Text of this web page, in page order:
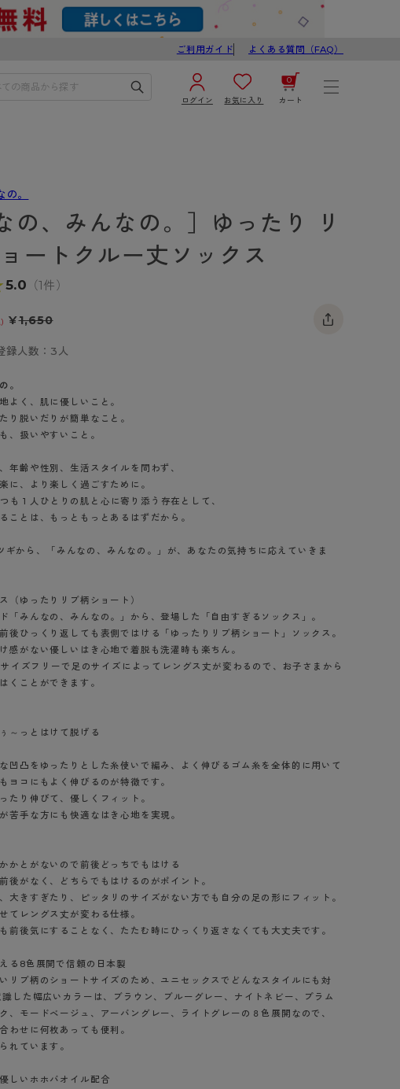
ご利用ガイド よくある質問（FAQ）
クティブ
ログイン お気に入り カート
0
い
ング選び
）
。
の、みんなの。］ゆったり リ
ートクルー丈ソックス
5.0 （1件）
¥1,650
録人数：3人
。
よく、肌に優しいこと。
り脱いだりが簡単なこと。
、扱いやすいこと。
年齢や性別、生活スタイルを問わず、
に、より楽しく過ごすために。
も 1 人ひとりの肌と心に寄り添う存在として、
ことは、もっともっとあるはずだから。
から、「みんなの、みんなの。」が、あなたの気持ちに応えていきま
（ゆったりリブ柄ショート）
「みんなの、みんなの。」から、登場した「自由すぎるソックス」。
後ひっくり返しても表側ではける「ゆったりリブ柄ショート」ソックス。
感がない優しいはき心地で着脱も洗濯時も楽ちん。
イズフリーで足のサイズによってレングス丈が変わるので、お子さまから
くことができます。
～っとはけて脱げる
凹凸をゆったりとした糸使いで編み、よく伸びるゴム糸を全体的に用いて
ヨコにもよく伸びるのが特徴です。
たり伸びて、優しくフィット。
苦手な方にも快適なはき心地を実現。
かとがないので前後どっちでもはける
後がなく、どちらでもはけるのがポイント。
大きすぎたり、ピッタリのサイズがない方でも自分の足の形にフィット。
てレングス丈が変わる仕様。
前後気にすることなく、たたむ時にひっくり返さなくても大丈夫です。
る8色展開で信頼の日本製
リブ柄のショートサイズのため、ユニセックスでどんなスタイルにも対
した幅広いカラーは、ブラウン、ブルーグレー、ナイトネビー、プラム
、モードベージュ、アーバングレー、ライトグレーの８色展開なので、
わせに何枚あっても便利。
れています。
しいホホバオイル配合